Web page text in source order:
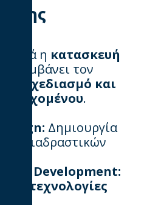
η κατασκευή
τον
σχεδιασμό και
.
Δημιουργία
και διαδραστικών
end Development:
τεχνολογίες